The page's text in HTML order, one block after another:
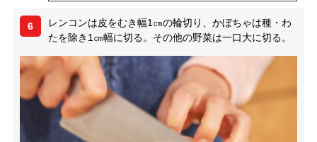
6
レンコンは皮をむき幅1㎝の輪切り、かぼちゃは種・わ
たを除き1㎝幅に切る。その他の野菜は一口大に切る。